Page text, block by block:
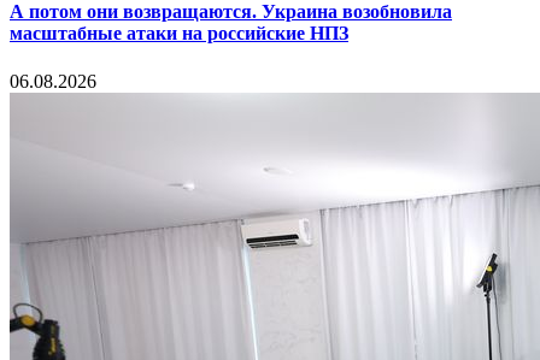
А потом они возвращаются. Украина возобновила
масштабные атаки на российские НПЗ
06.08.2026